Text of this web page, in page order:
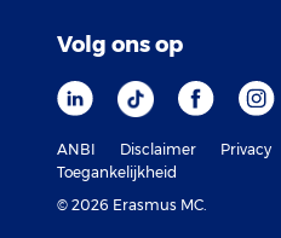
Volg ons op
ANBI Disclaimer Privacy
Toegankelijkheid
© 2026 Erasmus MC.